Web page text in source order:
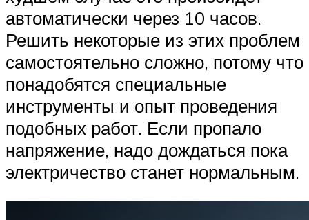
автоматически через 10 часов.
Решить некоторые из этих проблем
самостоятельно сложно, потому что
понадобятся специальные
инструменты и опыт проведения
подобных работ. Если пропало
напряжение, надо дождаться пока
электричество станет нормальным.